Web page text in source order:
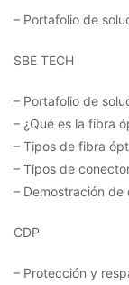
– Portafolio de
SBE TECH
– Portafolio de
– ¿Qué es la fibra
– Tipos de fibra
– Tipos de
– Demostración
CDP
– Protección y